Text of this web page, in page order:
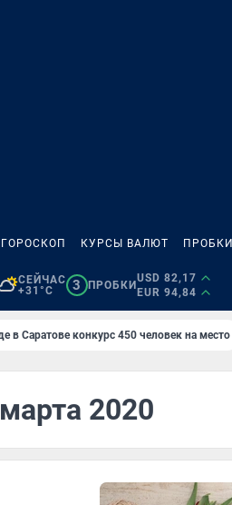
ГОРОСКОП КУРСЫ ВАЛЮТ ПРОБКИ
СЕЙЧАС
+31°C
3 ПРОБКИ
USD 82,17
EUR 94,84
в Саратове конкурс 450 человек на место
2020